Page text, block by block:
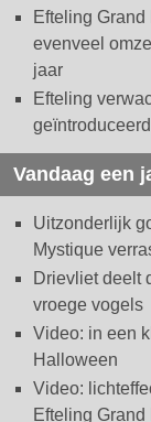
Efteling
evenveel
jaar
Efteling
Vandaag een
Uitzonderlijk
Mystique
Drievliet deelt
vroege vogels
Video: in een
Halloween
Video:
Efteling Grand